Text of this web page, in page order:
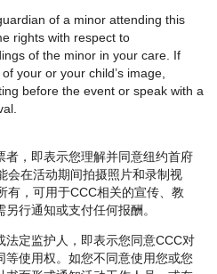
of a minor attending this
rights with respect to
of the minor in your care. If
your or your child’s image,
before the event or speak with a
者，即表示您理解并同意纽约首府
会在活动期间拍摄照片和录制视
有，可用于CCC相关的宣传、教
行通知或支付任何报酬。
定监护人，即表示您同意CCC对
使用权。如您不同意使用您或您